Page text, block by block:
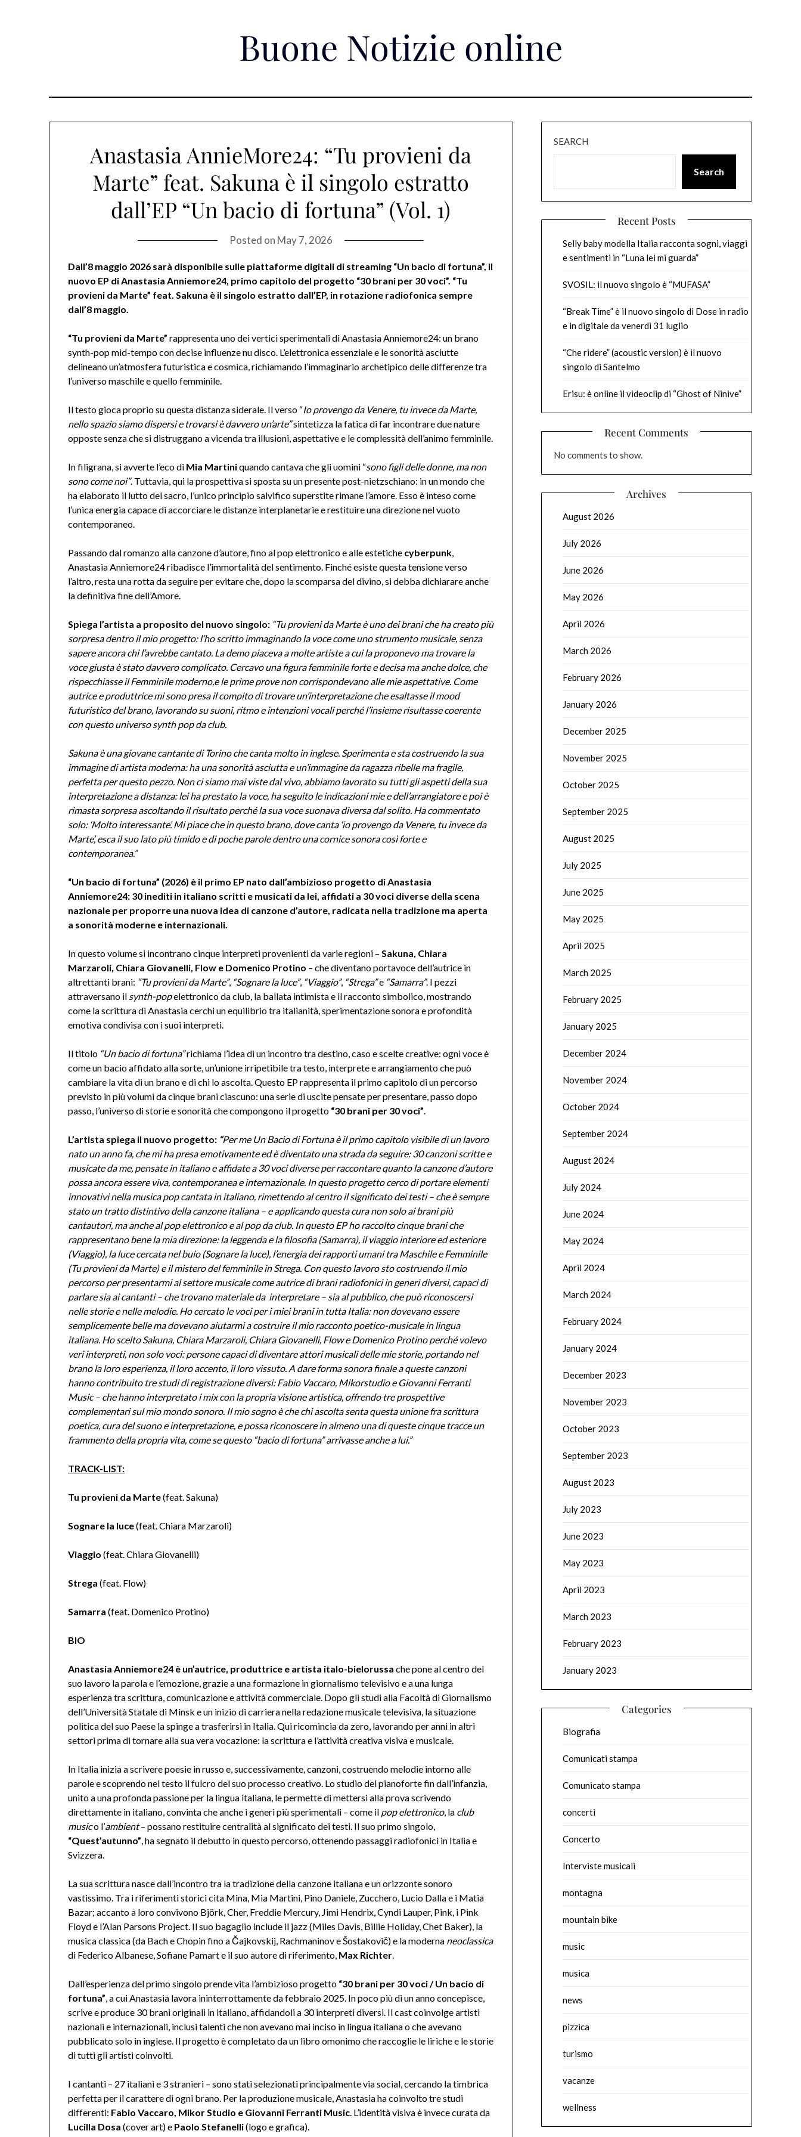
Buone Notizie online
Anastasia AnnieMore24: “Tu provieni da
Marte” feat. Sakuna è il singolo estratto
dall’EP “Un bacio di fortuna” (Vol. 1)
Posted on May 7, 2026
Dall’8 maggio 2026 sarà disponibile sulle piattaforme digitali di streaming “Un bacio di fortuna”, il
nuovo EP di Anastasia Anniemore24, primo capitolo del progetto “30 brani per 30 voci”. “Tu
provieni da Marte” feat. Sakuna è il singolo estratto dall’EP, in rotazione radiofonica sempre
dall’8 maggio.
“Tu provieni da Marte” rappresenta uno dei vertici sperimentali di Anastasia Anniemore24: un brano
synth-pop mid-tempo con decise influenze nu disco. L’elettronica essenziale e le sonorità asciutte
delineano un’atmosfera futuristica e cosmica, richiamando l’immaginario archetipico delle differenze tra
l’universo maschile e quello femminile.
Il testo gioca proprio su questa distanza siderale. Il verso “Io provengo da Venere, tu invece da Marte,
nello spazio siamo dispersi e trovarsi è davvero un’arte”sintetizza la fatica di far incontrare due nature
opposte senza che si distruggano a vicenda tra illusioni, aspettative e le complessità dell’animo femminile.
In filigrana, si avverte l’eco di Mia Martiniquando cantava che gli uomini “sono figli delle donne, ma non
sono come noi”. Tuttavia, qui la prospettiva si sposta su un presente post-nietzschiano: in un mondo che
ha elaborato il lutto del sacro, l’unico principio salvifico superstite rimane l’amore. Esso è inteso come
l’unica energia capace di accorciare le distanze interplanetarie e restituire una direzione nel vuoto
contemporaneo.
Passando dal romanzo alla canzone d’autore, fino al pop elettronico e alle estetiche cyberpunk,
Anastasia Anniemore24 ribadisce l’immortalità del sentimento. Finché esiste questa tensione verso
l’altro, resta una rotta da seguire per evitare che, dopo la scomparsa del divino, si debba dichiarare anche
la definitiva fine dell’Amore.
Spiega l’artista a proposito del nuovo singolo: “Tu provieni da Marte è uno dei brani che ha creato più
sorpresa dentro il mio progetto: l’ho scritto immaginando la voce come uno strumento musicale, senza
sapere ancora chi l’avrebbe cantato. La demo piaceva a molte artiste a cui la proponevo ma trovare la
voce giusta è stato davvero complicato. Cercavo una figura femminile forte e decisa ma anche dolce, che
rispecchiasse il Femminile moderno,e le prime prove non corrispondevano alle mie aspettative. Come
autrice e produttrice mi sono presa il compito di trovare un’interpretazione che esaltasse il mood
futuristico del brano, lavorando su suoni, ritmo e intenzioni vocali perché l’insieme risultasse coerente
con questo universo synth pop da club.
Sakuna è una giovane cantante di Torino che canta molto in inglese. Sperimenta e sta costruendo la sua
immagine di artista moderna: ha una sonorità asciutta e un’immagine da ragazza ribelle ma fragile,
perfetta per questo pezzo. Non ci siamo mai viste dal vivo, abbiamo lavorato su tutti gli aspetti della sua
interpretazione a distanza: lei ha prestato la voce, ha seguito le indicazioni mie e dell’arrangiatore e poi è
rimasta sorpresa ascoltando il risultato perché la sua voce suonava diversa dal solito. Ha commentato
solo: ‘Molto interessante’. Mi piace che in questo brano, dove canta ‘io provengo da Venere, tu invece da
Marte’, esca il suo lato più timido e di poche parole dentro una cornice sonora così forte e
contemporanea.”
“Un bacio di fortuna” (2026) è il primo EP nato dall’ambizioso progetto di Anastasia
Anniemore24: 30 inediti in italiano scritti e musicati da lei, affidati a 30 voci diverse della scena
nazionale per proporre una nuova idea di canzone d’autore, radicata nella tradizione ma aperta
a sonorità moderne e internazionali.
In questo volume si incontrano cinque interpreti provenienti da varie regioni –Sakuna, Chiara
Marzaroli, Chiara Giovanelli, Flow e Domenico Protino – che diventano portavoce dell’autrice in
altrettanti brani: “Tu provieni da Marte”, “Sognare la luce”, “Viaggio”, “Strega”e “Samarra”. I pezzi
attraversano il synth-popelettronico da club, la ballata intimista e il racconto simbolico, mostrando
come la scrittura di Anastasia cerchi un equilibrio tra italianità, sperimentazione sonora e profondità
emotiva condivisa con i suoi interpreti.
Il titolo “Un bacio di fortuna”richiama l’idea di un incontro tra destino, caso e scelte creative: ogni voce è
come un bacio affidato alla sorte, un’unione irripetibile tra testo, interprete e arrangiamento che può
cambiare la vita di un brano e di chi lo ascolta. Questo EP rappresenta il primo capitolo di un percorso
previsto in più volumi da cinque brani ciascuno: una serie di uscite pensate per presentare, passo dopo
passo, l’universo di storie e sonorità che compongono il progetto “30 brani per 30 voci”.
L’artista spiega il nuovo progetto: “Per me Un Bacio di Fortuna è il primo capitolo visibile di un lavoro
nato un anno fa, che mi ha presa emotivamente ed è diventato una strada da seguire: 30 canzoni scritte e
musicate da me, pensate in italiano e affidate a 30 voci diverse per raccontare quanto la canzone d’autore
possa ancora essere viva, contemporanea e internazionale. In questo progetto cerco di portare elementi
innovativi nella musica pop cantata in italiano, rimettendo al centro il significato dei testi – che è sempre
stato un tratto distintivo della canzone italiana – e applicando questa cura non solo ai brani più
cantautori, ma anche al pop elettronico e al pop da club. In questo EP ho raccolto cinque brani che
rappresentano bene la mia direzione: la leggenda e la filosofia (Samarra), il viaggio interiore ed esteriore
(Viaggio), la luce cercata nel buio (Sognare la luce), l’energia dei rapporti umani tra Maschile e Femminile
(Tu provieni da Marte) e il mistero del femminile in Strega. Con questo lavoro sto costruendo il mio
percorso per presentarmi al settore musicale come autrice di brani radiofonici in generi diversi, capaci di
parlare sia ai cantanti – che trovano materiale da interpretare – sia al pubblico, che può riconoscersi
nelle storie e nelle melodie. Ho cercato le voci per i miei brani in tutta Italia: non dovevano essere
semplicemente belle ma dovevano aiutarmi a costruire il mio racconto poetico-musicale in lingua
italiana. Ho scelto Sakuna, Chiara Marzaroli, Chiara Giovanelli, Flow e Domenico Protino perché volevo
veri interpreti, non solo voci: persone capaci di diventare attori musicali delle mie storie, portando nel
brano la loro esperienza, il loro accento, il loro vissuto. A dare forma sonora finale a queste canzoni
hanno contribuito tre studi di registrazione diversi: Fabio Vaccaro, Mikorstudio e Giovanni Ferranti
Music – che hanno interpretato i mix con la propria visione artistica, offrendo tre prospettive
complementari sul mio mondo sonoro. Il mio sogno è che chi ascolta senta questa unione fra scrittura
poetica, cura del suono e interpretazione, e possa riconoscere in almeno una di queste cinque tracce un
frammento della propria vita, come se questo “bacio di fortuna” arrivasse anche a lui.”
TRACK-LIST:
Tu provieni da Marte(feat. Sakuna)
Sognare la luce(feat. Chiara Marzaroli)
Viaggio (feat. Chiara Giovanelli)
Strega (feat. Flow)
Samarra (feat. Domenico Protino)
BIO
Anastasia Anniemore24 è un’autrice, produttrice e artista italo-bielorussache pone al centro del
suo lavoro la parola e l’emozione, grazie a una formazione in giornalismo televisivo e a una lunga
esperienza tra scrittura, comunicazione e attività commerciale. Dopo gli studi alla Facoltà di Giornalismo
dell’Università Statale di Minsk e un inizio di carriera nella redazione musicale televisiva, la situazione
politica del suo Paese la spinge a trasferirsi in Italia. Qui ricomincia da zero, lavorando per anni in altri
settori prima di tornare alla sua vera vocazione: la scrittura e l’attività creativa visiva e musicale.
In Italia inizia a scrivere poesie in russo e, successivamente, canzoni, costruendo melodie intorno alle
parole e scoprendo nel testo il fulcro del suo processo creativo. Lo studio del pianoforte fin dall’infanzia,
unito a una profonda passione per la lingua italiana, le permette di mettersi alla prova scrivendo
direttamente in italiano, convinta che anche i generi più sperimentali – come il pop elettronico, la club
musico l’ambient– possano restituire centralità al significato dei testi. Il suo primo singolo,
“Quest’autunno”, ha segnato il debutto in questo percorso, ottenendo passaggi radiofonici in Italia e
Svizzera.
La sua scrittura nasce dall’incontro tra la tradizione della canzone italiana e un orizzonte sonoro
vastissimo. Tra i riferimenti storici cita Mina, Mia Martini, Pino Daniele, Zucchero, Lucio Dalla e i Matia
Bazar; accanto a loro convivono Björk, Cher, Freddie Mercury, Jimi Hendrix, Cyndi Lauper, Pink, i Pink
Floyd e l’Alan Parsons Project. Il suo bagaglio include il jazz (Miles Davis, Billie Holiday, Chet Baker), la
musica classica (da Bach e Chopin fino a Čajkovskij, Rachmaninov e Šostakovič) e la moderna neoclassica
di Federico Albanese, Sofiane Pamart e il suo autore di riferimento, Max Richter.
Dall’esperienza del primo singolo prende vita l’ambizioso progetto “30 brani per 30 voci / Un bacio di
fortuna”, a cui Anastasia lavora ininterrottamente da febbraio 2025. In poco più di un anno concepisce,
scrive e produce 30 brani originali in italiano, affidandoli a 30 interpreti diversi. Il cast coinvolge artisti
nazionali e internazionali, inclusi talenti che non avevano mai inciso in lingua italiana o che avevano
pubblicato solo in inglese. Il progetto è completato da un libro omonimo che raccoglie le liriche e le storie
di tutti gli artisti coinvolti.
I cantanti – 27 italiani e 3 stranieri – sono stati selezionati principalmente via social, cercando la timbrica
perfetta per il carattere di ogni brano. Per la produzione musicale, Anastasia ha coinvolto tre studi
differenti: Fabio Vaccaro, Mikor Studio e Giovanni Ferranti Music. L’identità visiva è invece curata da
Lucilla Dosa (cover art) e Paolo Stefanelli(logo e grafica).
SEARCH
Search
Recent Posts
Selly baby modella Italia racconta sogni, viaggi
e sentimenti in “Luna lei mi guarda”
SVOSIL: il nuovo singolo è “MUFASA”
“Break Time” è il nuovo singolo di Dose in radio
e in digitale da venerdì 31 luglio
“Che ridere” (acoustic version) è il nuovo
singolo di Santelmo
Erisu: è online il videoclip di “Ghost of Ninive”
Recent Comments
No comments to show.
Archives
August 2026
July 2026
June 2026
May 2026
April 2026
March 2026
February 2026
January 2026
December 2025
November 2025
October 2025
September 2025
August 2025
July 2025
June 2025
May 2025
April 2025
March 2025
February 2025
January 2025
December 2024
November 2024
October 2024
September 2024
August 2024
July 2024
June 2024
May 2024
April 2024
March 2024
February 2024
January 2024
December 2023
November 2023
October 2023
September 2023
August 2023
July 2023
June 2023
May 2023
April 2023
March 2023
February 2023
January 2023
Categories
Biografia
Comunicati stampa
Comunicato stampa
concerti
Concerto
Interviste musicali
montagna
mountain bike
music
musica
news
pizzica
turismo
vacanze
wellness